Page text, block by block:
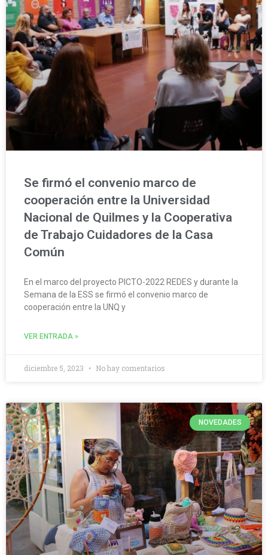
Se firmó el convenio marco de
cooperación entre la Universidad
Nacional de Quilmes y la Cooperativa
de Trabajo Cuidadores de la Casa
Común
En el marco del proyecto PICTO-2022 REDES y durante la
Semana de la ESS se firmó el convenio marco de
cooperación entre la UNQ y
VER ENTRADA »
diciembre 5, 2023 No hay comentarios
NOVEDADES